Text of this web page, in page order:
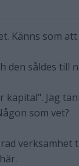
Känns som
den såldes till
Jag
som vet?
verksamhet